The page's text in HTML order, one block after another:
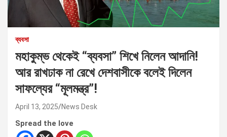
ব্যবসা
মহাকুম্ভ থেকেই “ব্যবসা” শিখে নিলেন আদানি!
আর রাখঢাক না রেখে দেশবাসীকে বলেই দিলেন
সাফল্যের “মূলমন্ত্র”!
April 13, 2025 News Desk
Spread the love